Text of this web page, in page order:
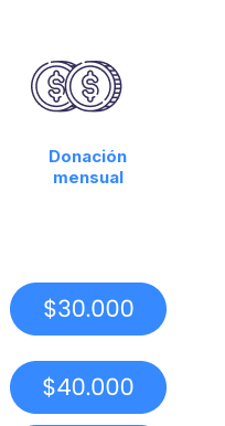
Donación
mensual